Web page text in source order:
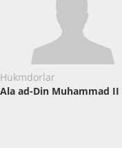
Hukmdorlar
Ala ad-Din Muhammad II